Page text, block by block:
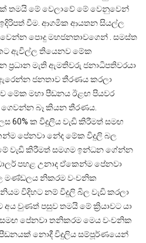
තමයි මේ වෙලාවේ මේ වෙනුවෙන්
වීම. ආගමික ආයතන සියල්ල
පොදු මහජනතාවගෙන් . සමස්ත
ඇවිල්ල තියෙනව මේක
ප්‍රධාන මැති ඇමතිවරු ජනාධිපතිවරයා
ජනතාව තීරණය කරලා
මේක මහා පීඩනය ඊළඟ පියවර
බෑ කියන තීරණය.
60% ක විදුලිය වැඩි කිරීමත් සමඟ
පේනවා නේද මේක විදුලි බල
වැඩි කිරීමත් සමගම ඉන්ධන ගේන්න
පහළ උනාද ඒකෙන්ම පේනවා
මණ්ඩලය නිකරම වංචනික
විදිහට නම් විදුලි බිල වැඩි කරලා
වුණත් පසුව තමයි මේ ක්‍රියාවට යා
පේනවා තනිකරම මෙය වංචනික
පීඩනයක් නොදී විදුලිය සම්පූර්ණයෙන්